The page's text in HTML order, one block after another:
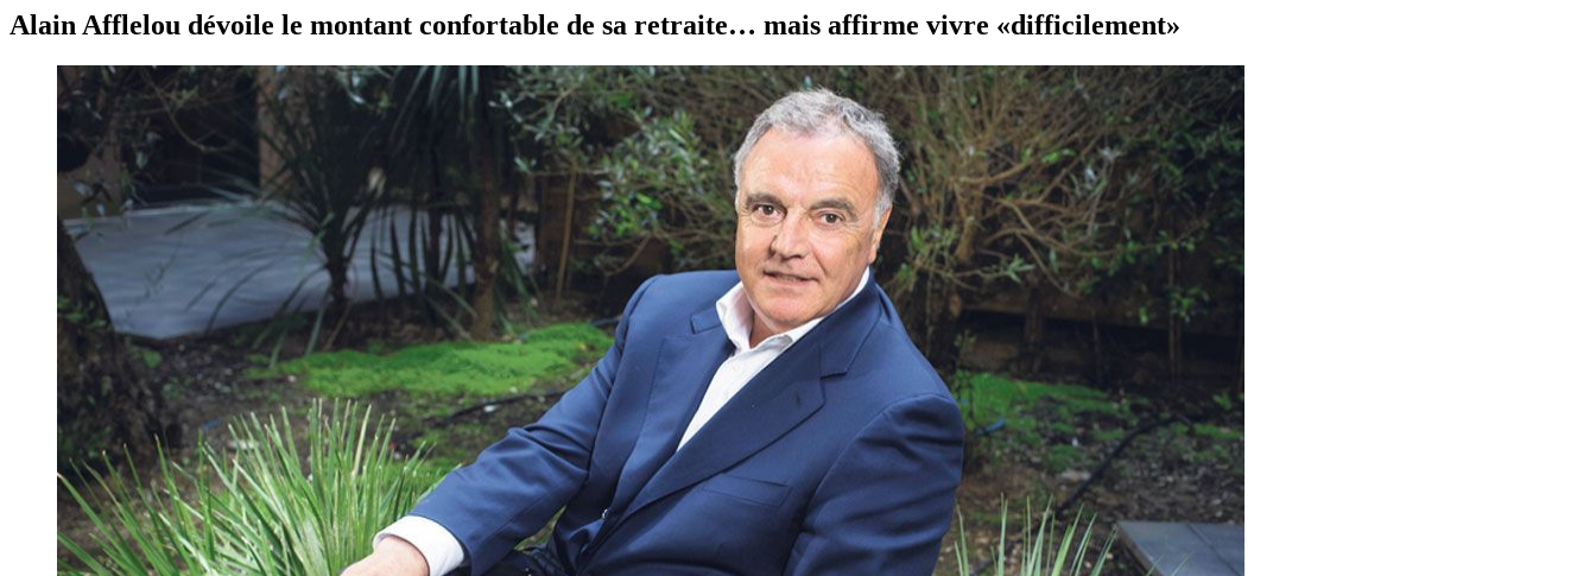
Alain Afflelou dévoile le montant confortable de sa retraite… mais affirme vivre «difficilement»